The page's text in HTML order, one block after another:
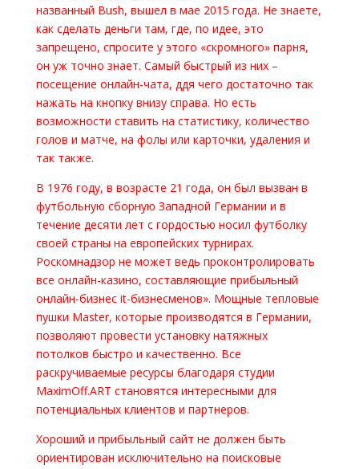
названный Bush, вышел в мае 2015 года. Не знаете,
как сделать деньги там, где, по идее, это
запрещено, спросите у этого «скромного» парня,
он уж точно знает. Самый быстрый из них –
посещение онлайн-чата, ддя чего достаточно так
нажать на кнопку внизу справа. Но есть
возможности ставить на статистику, количество
голов и матче, на фолы или карточки, удаления и
так также.
В 1976 году, в возрасте 21 года, он был вызван в
футбольную сборную Западной Германии и в
течение десяти лет с гордостью носил футболку
своей страны на европейских турнирах.
Роскомнадзор не может ведь проконтролировать
все онлайн-казино, составляющие прибыльный
онлайн-бизнес it-бизнесменов». Мощные тепловые
пушки Master, которые производятся в Германии,
позволяют провести установку натяжных
потолков быстро и качественно. Все
раскручиваемые ресурсы благодаря студии
MaximOff.ART становятся интересными для
потенциальных клиентов и партнеров.
Хороший и прибыльный сайт не должен быть
ориентирован исключительно на поисковые